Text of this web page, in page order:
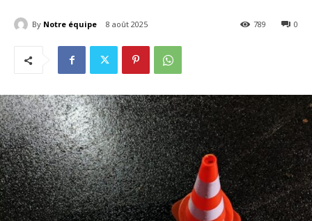
By Notre équipe 8 août 2025 0
789